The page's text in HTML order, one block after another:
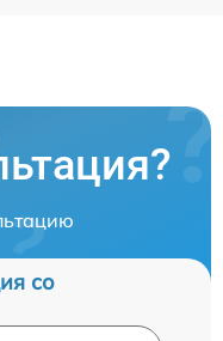
со